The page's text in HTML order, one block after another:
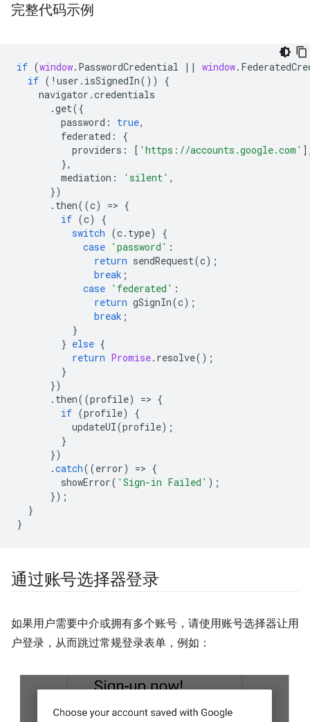
完整代码示例
if (window. PasswordCredential || window.
if ( ! user . isSignedIn())
{
navigator .credentials
.get({
password : true,
federated :
{
providers : [ 'https://accounts.google.com'
},
mediation : 'silent' ,
})
. then((c) => {
if (c)
{
switch (c. type)
{
case 'password' :
return sendRequest(c);
break ;
case 'federated' :
return gSignIn(c);
break ;
}
} else {
return Promise. resolve();
}
})
. then((profile) => {
if (profile)
{
updateUI(profile);
}
})
.catch((error) => {
showError( 'Sign-in Failed' );
});
}
}
通过账号选择器登录
如果用户需要中介或拥有多个账号，请使用账号选择器让用
户登录，从而跳过常规登录表单，例如：